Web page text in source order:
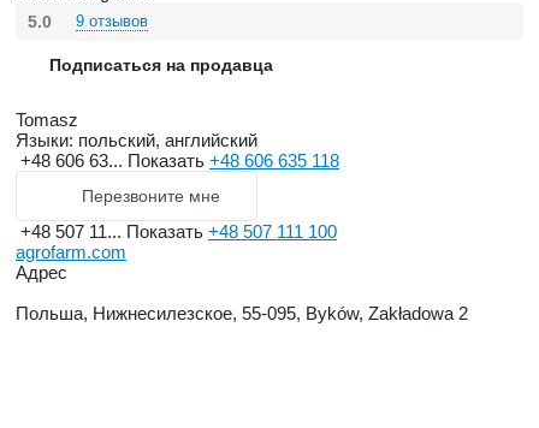
5.0 9 отзывов
Подписаться на продавца
Tomasz
Языки: польский, английский
+48 606 63... Показать +48 606 635 118
Перезвоните мне
+48 507 11... Показать +48 507 111 100
agrofarm.com
Адрес
Польша, Нижнесилезское, 55-095, Byków, Zakładowa 2